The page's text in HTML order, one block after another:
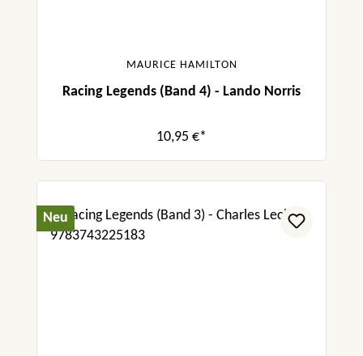
MAURICE HAMILTON
Racing Legends (Band 4) - Lando Norris
10,95 €*
Neu